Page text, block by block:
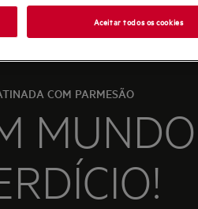
COM PARMESÃO
Aceitar todos os cookies